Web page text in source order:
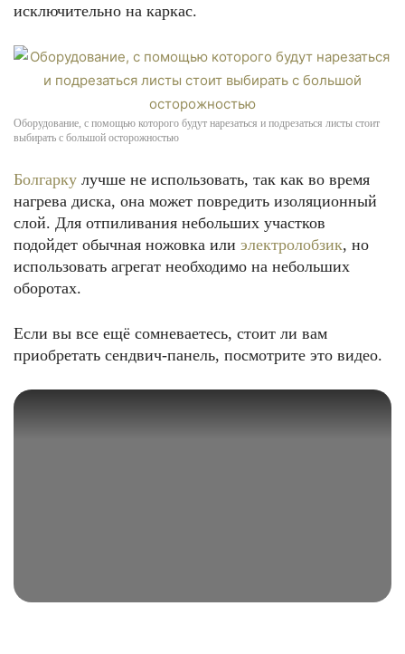
исключительно на каркас.
Оборудование, с помощью которого будут нарезаться и подрезаться листы стоит
выбирать с большой осторожностью
Болгарку лучше не использовать, так как во время
нагрева диска, она может повредить изоляционный
слой. Для отпиливания небольших участков
подойдет обычная ножовка или электролобзик, но
использовать агрегат необходимо на небольших
оборотах.
Если вы все ещё сомневаетесь, стоит ли вам
приобретать сендвич-панель, посмотрите это видео.